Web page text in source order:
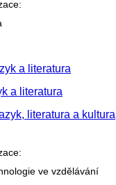
a literatura
a literatura
literatura a kultura
ve vzdělávání